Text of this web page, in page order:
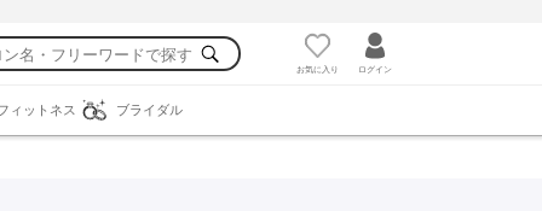
お気に入り ログイン
ィットネス ブライダル